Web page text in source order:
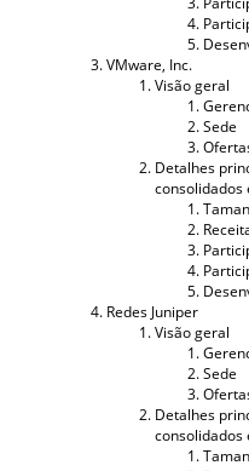
VMware, Inc.
Visão geral
Sede
Detalhes
consolidados
Redes Juniper
Visão geral
Sede
Detalhes
consolidados